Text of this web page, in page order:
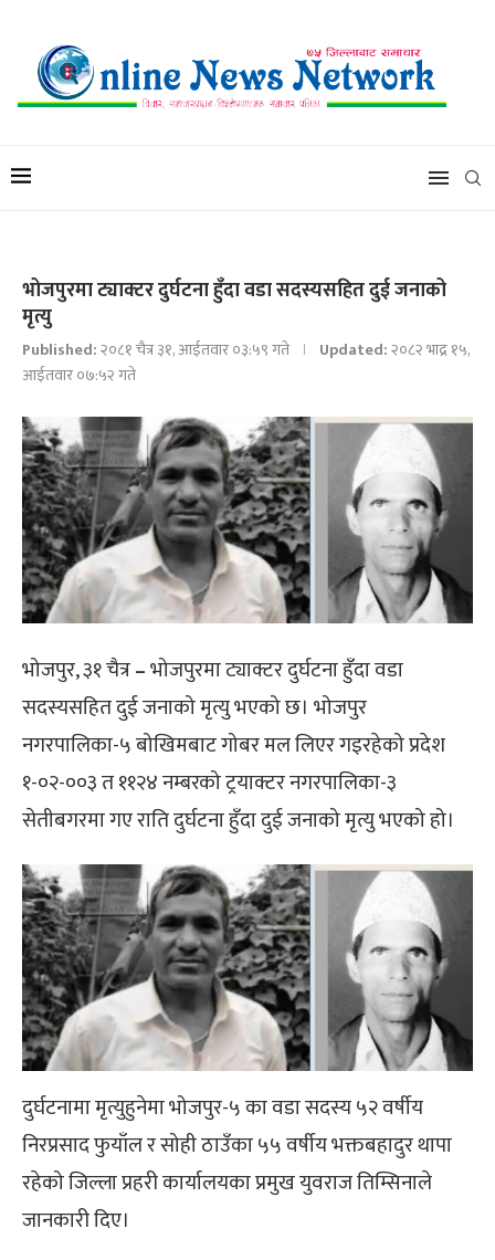
भोजपुरमा ट्याक्टर दुर्घटना हुँदा वडा सदस्यसहित दुई जनाको
मृत्यु
Published:२०८१ चैत्र ३१, आईतवार ०३:५९ गते Updated:२०८२ भाद्र १५,
आईतवार ०७:५२ गते
भोजपुर, ३१ चैत्र–भोजपुरमा ट्याक्टर दुर्घटना हुँदा वडा
सदस्यसहित दुई जनाको मृत्यु भएको छ। भोजपुर
नगरपालिका-५ बोखिमबाट गोबर मल लिएर गइरहेको प्रदेश
१-०२-००३ त ११२४ नम्बरको ट्रयाक्टर नगरपालिका-३
सेतीबगरमा गए राति दुर्घटना हुँदा दुई जनाको मृत्यु भएको हो।
दुर्घटनामा मृत्युहुनेमा भोजपुर-५ का वडा सदस्य ५२ वर्षीय
निरप्रसाद फुयाँल र सोही ठाउँका ५५ वर्षीय भक्तबहादुर थापा
रहेको जिल्ला प्रहरी कार्यालयका प्रमुख युवराज तिम्सिनाले
जानकारी दिए।